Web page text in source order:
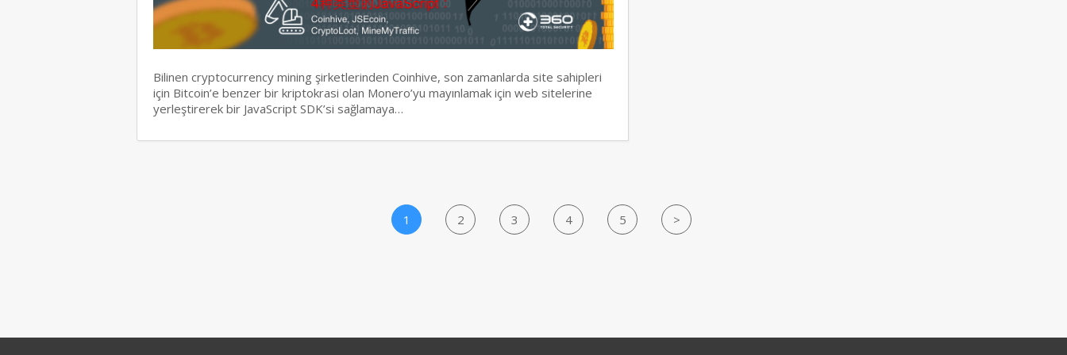
Bilinen cryptocurrency mining şirketlerinden Coinhive, son zamanlarda site sahipleri
için Bitcoin’e benzer bir kriptokrasi olan Monero’yu mayınlamak için web sitelerine
yerleştirerek bir JavaScript SDK’si sağlamaya…
1 2 3 4 5 >